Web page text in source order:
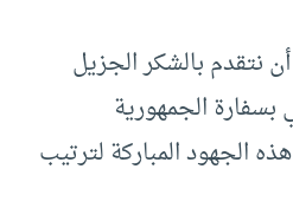
نتقدم بالشكر الجزيل
بسفارة الجمهورية
الجهود المباركة لترتيب